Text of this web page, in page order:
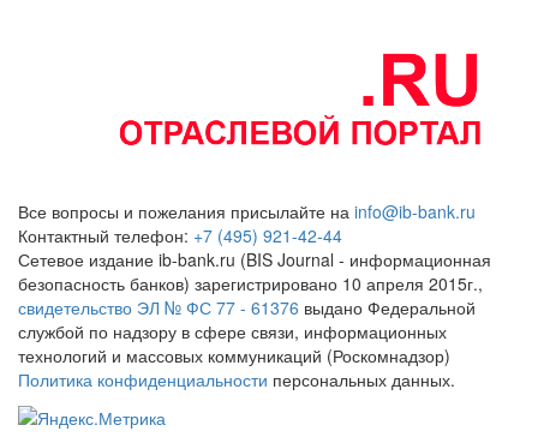
Все вопросы и пожелания присылайте на info@ib-bank.ru
Контактный телефон: +7 (495) 921-42-44
Сетевое издание ib-bank.ru (BIS Journal - информационная
безопасность банков) зарегистрировано 10 апреля 2015г.,
свидетельство ЭЛ № ФС 77 - 61376 выдано Федеральной
службой по надзору в сфере связи, информационных
технологий и массовых коммуникаций (Роскомнадзор)
Политика конфиденциальности персональных данных.